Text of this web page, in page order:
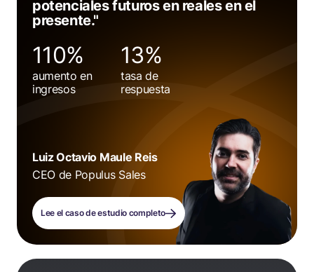
potenciales futuros en reales en el
presente."
110%
aumento en
ingresos
13%
tasa de
respuesta
Luiz Octavio Maule Reis
CEO de Populus Sales
Lee el caso de estudio completo